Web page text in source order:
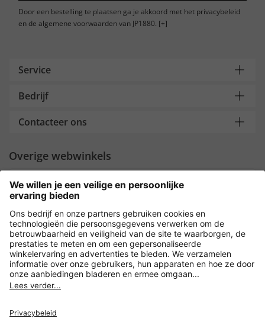
Door een bestelling te plaatsen ga je akkoord met het privacybeleid
en de algemene voorwaarden van JP1880. [+]
Service
Bedrijf
Contacteer ons
Overige webwinkels
Nederland
Payment and Delivery
Versleuteling met